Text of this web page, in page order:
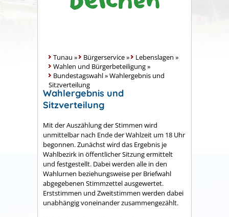
Tunau » Bürgerservice» Lebenslagen »
Wahlen und Bürgerbeteiligung»
Bundestagswahl»Wahlergebnis und
Sitzverteilung
Wahlergebnis und
Sitzverteilung
Mit der Auszählung der Stimmen wird
unmittelbar nach Ende der Wahlzeit um 18 Uhr
begonnen. Zunächst wird das Ergebnis je
Wahlbezirk in öffentlicher Sitzung ermittelt
und festgestellt. Dabei werden alle in den
Wahlurnen beziehungsweise per Briefwahl
abgegebenen Stimmzettel ausgewertet.
Erststimmen und Zweitstimmen werden dabei
unabhängig voneinander zusammengezählt.